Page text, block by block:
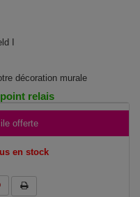
I
décoration murale
relais
offerte
en stock